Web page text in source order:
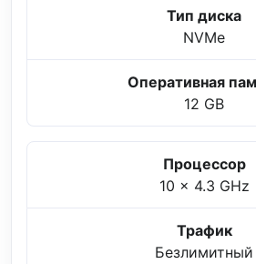
Тип диска
NVMe
Оперативная
12 GB
Процессор
10 x 4.3 GHz
Трафик
Безлимитный